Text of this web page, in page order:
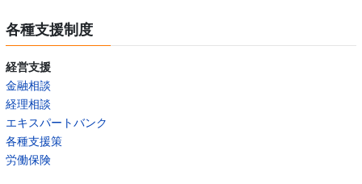
各種支援制度
経営支援
金融相談
経理相談
エキスパートバンク
各種支援策
労働保険